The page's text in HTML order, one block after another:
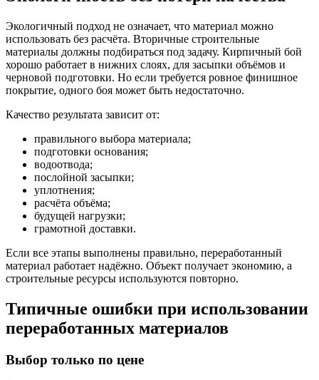
Экологичный подход не означает, что материал можно
использовать без расчёта. Вторичные строительные
материалы должны подбираться под задачу. Кирпичный бой
хорошо работает в нижних слоях, для засыпки объёмов и
черновой подготовки. Но если требуется ровное финишное
покрытие, одного боя может быть недостаточно.
Качество результата зависит от:
правильного выбора материала;
подготовки основания;
водоотвода;
послойной засыпки;
уплотнения;
расчёта объёма;
будущей нагрузки;
грамотной доставки.
Если все этапы выполнены правильно, переработанный
материал работает надёжно. Объект получает экономию, а
строительные ресурсы используются повторно.
Типичные ошибки при использовании
переработанных материалов
Выбор только по цене